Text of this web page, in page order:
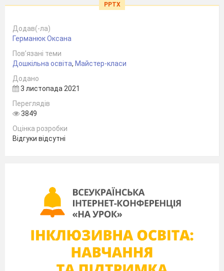
PPTX
Додав(-ла)
Германюк Оксана
Пов’язані теми
Дошкільна освіта, Майстер-класи
Додано
3 листопада 2021
Переглядів
3849
Оцінка розробки
Відгуки відсутні